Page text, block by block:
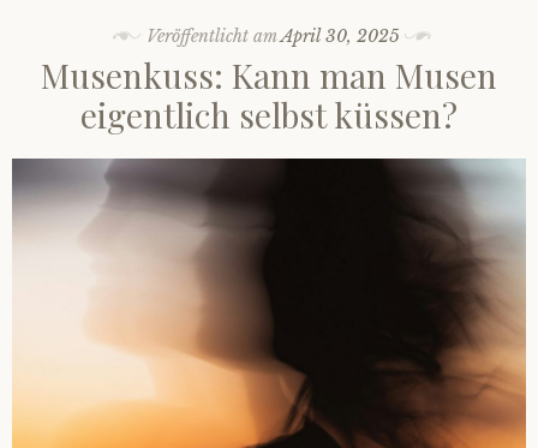
Veröffentlicht amApril 30, 2025
Musenkuss: Kann man Musen
eigentlich selbst küssen?